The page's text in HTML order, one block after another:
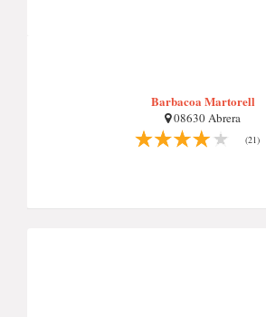
Barbacoa Martorell
08630 Abrera
(21)